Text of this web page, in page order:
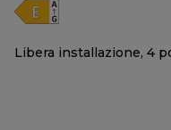
Libera installazione, 4